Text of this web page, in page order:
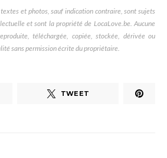
et photos, sauf indication contraire, sont sujets
et sont la propriété de LocaLove.be. Aucune
téléchargée, copiée, stockée, dérivée ou
sans permission écrite du propriétaire.
TWEET